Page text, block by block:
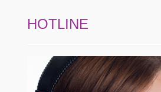
HOTLINE